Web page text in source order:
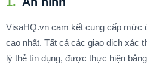
VisaHQ.vn cam kết cung cấp mức
cao nhất. Tất cả các giao dịch xác
lý thẻ tín dụng, được thực hiện